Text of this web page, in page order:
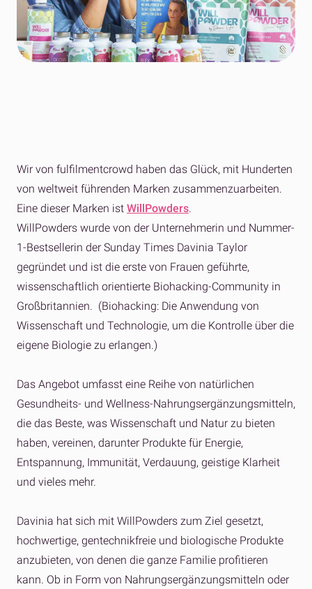
Wir von fulfilmentcrowd haben das Glück, mit Hunderten
von weltweit führenden Marken zusammenzuarbeiten.
Eine dieser Marken ist WillPowders.
WillPowders wurde von der Unternehmerin und Nummer-
1-Bestsellerin der Sunday Times Davinia Taylor
gegründet und ist die erste von Frauen geführte,
wissenschaftlich orientierte Biohacking-Community in
Großbritannien. (Biohacking: Die Anwendung von
Wissenschaft und Technologie, um die Kontrolle über die
eigene Biologie zu erlangen.)
Das Angebot umfasst eine Reihe von natürlichen
Gesundheits- und Wellness-Nahrungsergänzungsmitteln,
die das Beste, was Wissenschaft und Natur zu bieten
haben, vereinen, darunter Produkte für Energie,
Entspannung, Immunität, Verdauung, geistige Klarheit
und vieles mehr.
Davinia hat sich mit WillPowders zum Ziel gesetzt,
hochwertige, gentechnikfreie und biologische Produkte
anzubieten, von denen die ganze Familie profitieren
kann. Ob in Form von Nahrungsergänzungsmitteln oder